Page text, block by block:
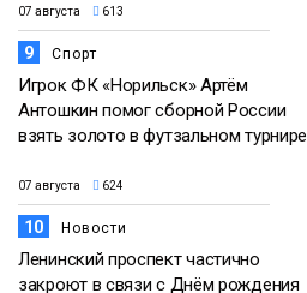
07 августа 613
9 Спорт
Игрок ФК «Норильск» Артём
Антошкин помог сборной России
взять золото в футзальном турнире
07 августа 624
10 Новости
Ленинский проспект частично
закроют в связи с Днём рождения